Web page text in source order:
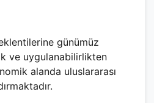
günümüz
ve uygulanabilirlikten
alanda uluslararası